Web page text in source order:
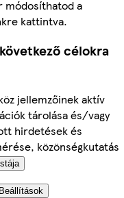
módosíthatod a
kattintva.
célokra
jellemzőinek aktív
tárolása és/vagy
hirdetések és
közönségkutatás
Beállítások